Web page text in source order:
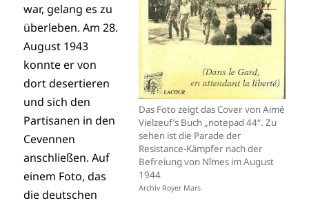
Das Foto zeigt das Cover von Aimé
Vielzeuf’s Buch „notepad 44“. Zu
sehen istdie Parade der
Resistance-Kämpfer nach der
Befreiung von Nîmes im August
1944
Archiv Royer Mars
war, gelang es zu
überleben. Am 28.
August 1943
konnte er von
dort desertieren
und sich den
Partisanen in den
Cevennen
anschließen. Auf
einem Foto, das
die deutschen